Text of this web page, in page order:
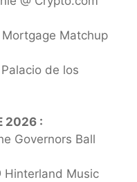
Mortgage Matchup
de los
2026 :
Governors Ball
Hinterland Music